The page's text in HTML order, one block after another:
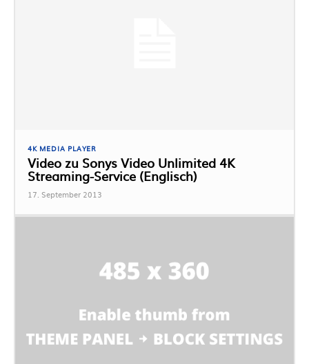
4K MEDIA PLAYER
Video zu Sonys Video Unlimited 4K
Streaming-Service (Englisch)
17. September 2013